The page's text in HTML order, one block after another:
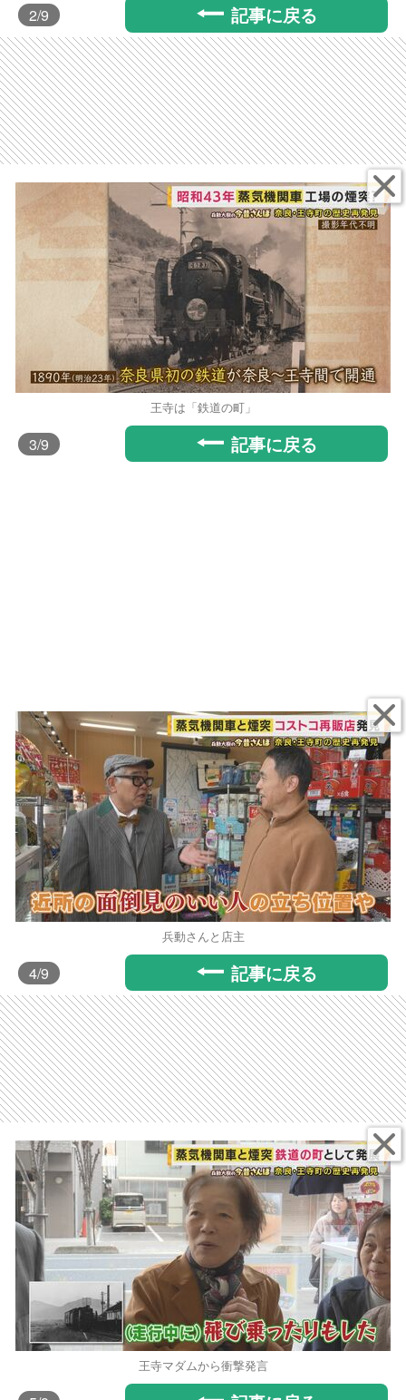
2/9 記事に戻る
王寺は「鉄道の町」
3/9 記事に戻る
兵動さんと店主
4/9 記事に戻る
王寺マダムから衝撃発言